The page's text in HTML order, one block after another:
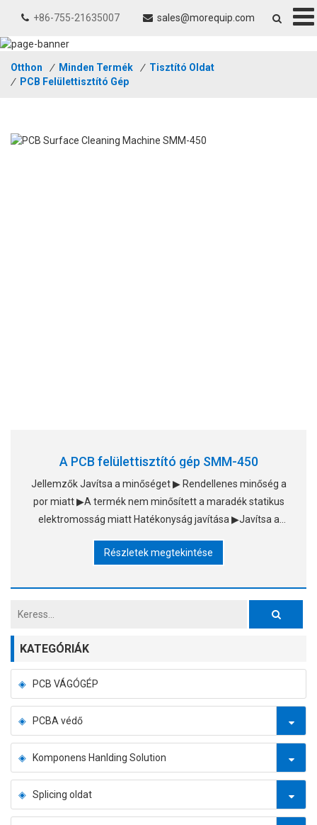
+86-755-21635007 sales@morequip.com
Otthon / Minden Termék / Tisztító Oldat
/
PCB Felülettisztító Gép
A PCB felülettisztító gép SMM-450
Jellemzők Javítsa a minőséget ▶ Rendellenes minőség a
por miatt ▶A termék nem minősített a maradék statikus
elektromosság miatt Hatékonyság javítása ▶Javítsa a
▶Javítsd az AOI pass-t
Részletek megtekintése
KATEGÓRIÁK
PCB VÁGÓGÉP
PCBA védő
Komponens Hanlding Solution
Splicing oldat